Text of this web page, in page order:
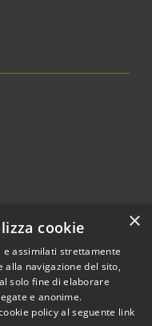
© 2026 • Comune di
Ferno • Powered by
×
cookie
e assimilati strettamente
alla navigazione del sito,
solo fine di elaborare
e anonime.
policy al seguente link